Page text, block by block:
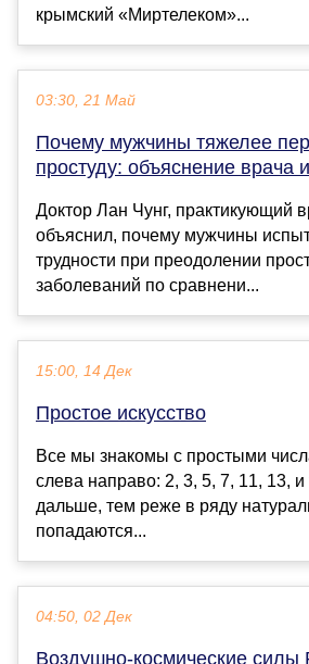
крымский «Миртелеком»...
03:30, 21 Май
Почему мужчины тяжелее
простуду: объяснение врача
Доктор Лан Чунг, практикующий
объяснил, почему мужчины
трудности при преодолении
заболеваний по сравнени...
15:00, 14 Дек
Простое искусство
Все мы знакомы с простыми
слева направо: 2, 3, 5, 7, 11, 13,
дальше, тем реже в ряду
попадаются...
04:50, 02 Дек
Воздушно-космические силы